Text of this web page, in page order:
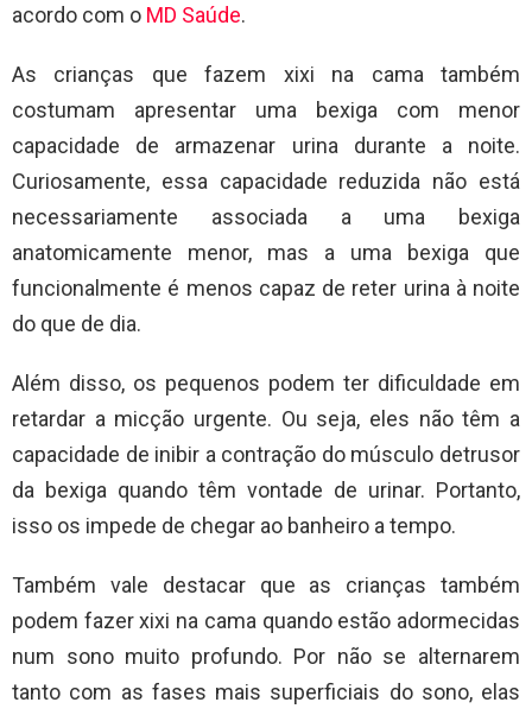
acordo com o MD Saúde.
As crianças que fazem xixi na cama também
costumam apresentar uma bexiga com menor
capacidade de armazenar urina durante a noite.
Curiosamente, essa capacidade reduzida não está
necessariamente associada a uma bexiga
anatomicamente menor, mas a uma bexiga que
funcionalmente é menos capaz de reter urina à noite
do que de dia.
Além disso, os pequenos podem ter dificuldade em
retardar a micção urgente. Ou seja, eles não têm a
capacidade de inibir a contração do músculo detrusor
da bexiga quando têm vontade de urinar. Portanto,
isso os impede de chegar ao banheiro a tempo.
Também vale destacar que as crianças também
podem fazer xixi na cama quando estão adormecidas
num sono muito profundo. Por não se alternarem
tanto com as fases mais superficiais do sono, elas